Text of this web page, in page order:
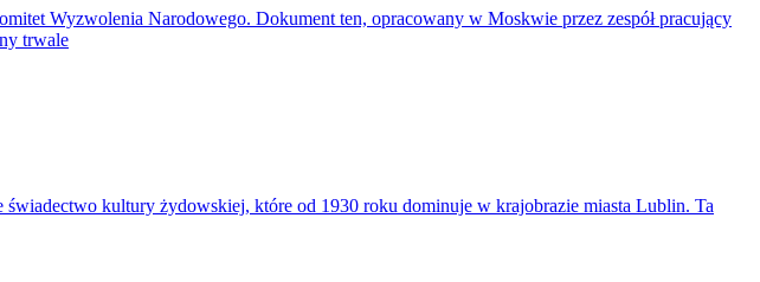
Wyzwolenia Narodowego. Dokument ten, opracowany w Moskwie przez zespół pracujący
trwale
kultury żydowskiej, które od 1930 roku dominuje w krajobrazie miasta Lublin. Ta